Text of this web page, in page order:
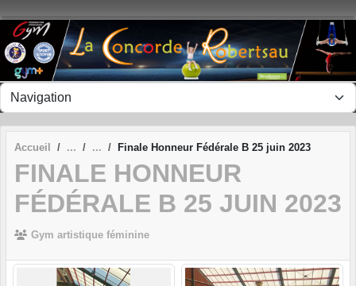
Accueil Finale Honneur Fédérale B 25 juin 2023
FINALE HONNEUR
FÉDÉRALE B 25 JUIN 2023
Gym artistique féminine